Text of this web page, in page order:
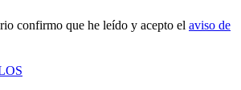
confirmo que he leído y acepto el aviso de